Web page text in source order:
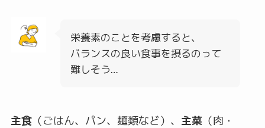
栄養素のことを考慮すると、
バランスの良い食事を摂るのって
難しそう…
主食（ごはん、パン、麺類など）、 主菜 （肉・